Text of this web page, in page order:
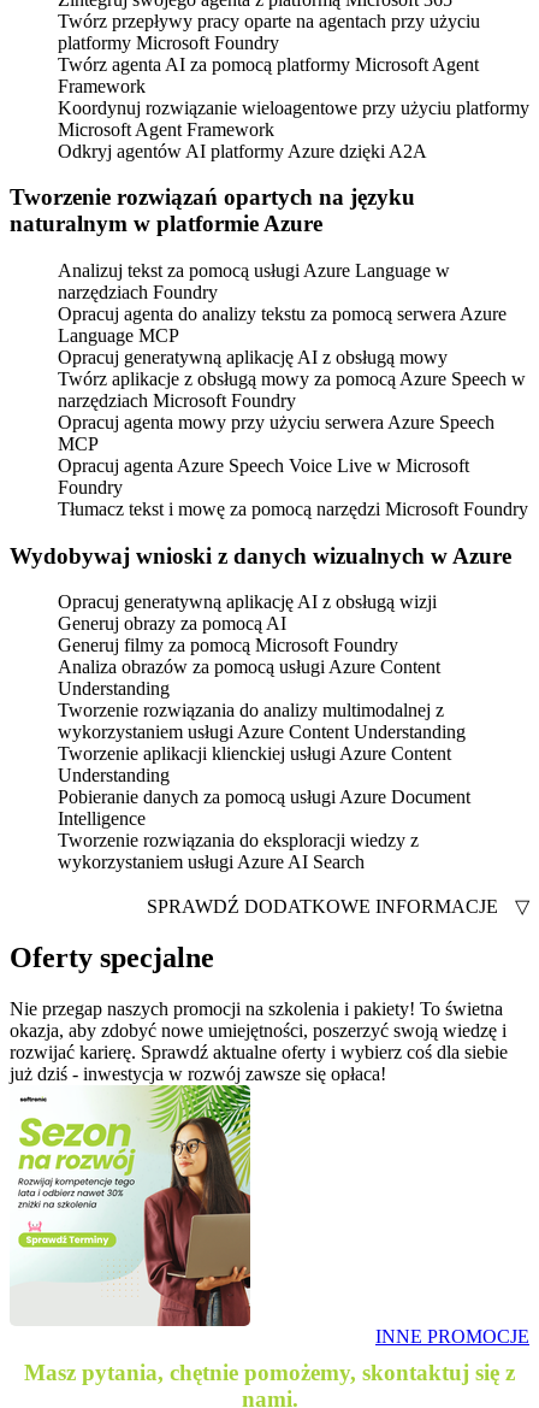
Twórz przepływy pracy oparte na agentach przy użyciu
platformy Microsoft Foundry
Twórz agenta AI za pomocą platformy Microsoft Agent
Framework
Koordynuj rozwiązanie wieloagentowe przy użyciu platformy
Microsoft Agent Framework
Odkryj agentów AI platformy Azure dzięki A2A
Tworzenie rozwiązań opartych na języku
naturalnym w platformie Azure
Analizuj tekst za pomocą usługi Azure Language w
narzędziach Foundry
Opracuj agenta do analizy tekstu za pomocą serwera Azure
Language MCP
Opracuj generatywną aplikację AI z obsługą mowy
Twórz aplikacje z obsługą mowy za pomocą Azure Speech w
narzędziach Microsoft Foundry
Opracuj agenta mowy przy użyciu serwera Azure Speech
MCP
Opracuj agenta Azure Speech Voice Live w Microsoft
Foundry
Tłumacz tekst i mowę za pomocą narzędzi Microsoft Foundry
Wydobywaj wnioski z danych wizualnych w Azure
Opracuj generatywną aplikację AI z obsługą wizji
Generuj obrazy za pomocą AI
Generuj filmy za pomocą Microsoft Foundry
Analiza obrazów za pomocą usługi Azure Content
Understanding
Tworzenie rozwiązania do analizy multimodalnej z
wykorzystaniem usługi Azure Content Understanding
Tworzenie aplikacji klienckiej usługi Azure Content
Understanding
Pobieranie danych za pomocą usługi Azure Document
Intelligence
Tworzenie rozwiązania do eksploracji wiedzy z
wykorzystaniem usługi Azure AI Search
SPRAWDŹ DODATKOWE INFORMACJE ▽
Oferty specjalne
Nie przegap naszych promocji na szkolenia i pakiety! To świetna
okazja, aby zdobyć nowe umiejętności, poszerzyć swoją wiedzę i
rozwijać karierę. Sprawdź aktualne oferty i wybierz coś dla siebie
już dziś - inwestycja w rozwój zawsze się opłaca!
INNE PROMOCJE
Masz pytania, chętnie pomożemy, skontaktuj się z
nami.